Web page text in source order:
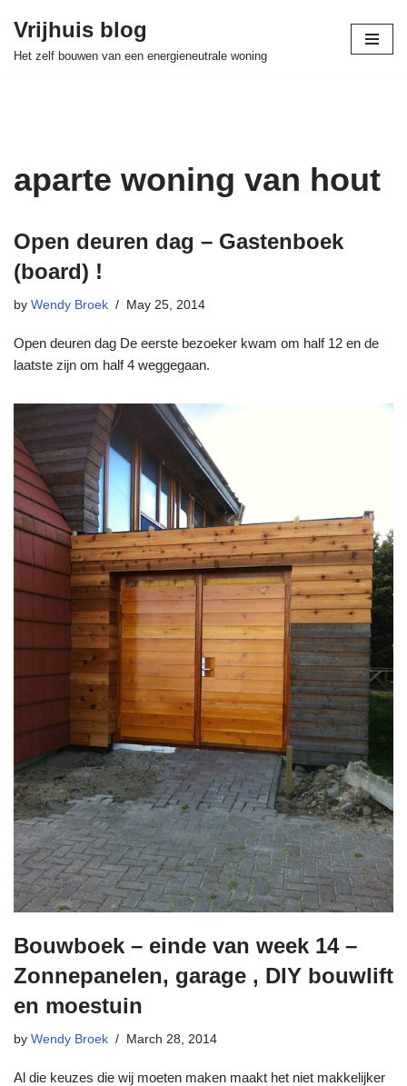
Skip
Vrijhuis blog
Het zelf bouwen van een energieneutrale woning
aparte woning van hout
Open deuren dag – Gastenboek
(board) !
by Wendy Broek May 25, 2014
Open deuren dag De eerste bezoeker kwam om half 12 en de
laatste zijn om half 4 weggegaan.
Bouwboek – einde van week 14 –
Zonnepanelen, garage , DIY bouwlift
en moestuin
by Wendy Broek March 28, 2014
Al die keuzes die wij moeten maken maakt het niet makkelijker